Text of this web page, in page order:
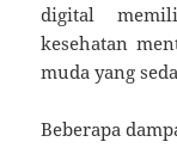
digital
kesehatan
muda yang
Beberapa